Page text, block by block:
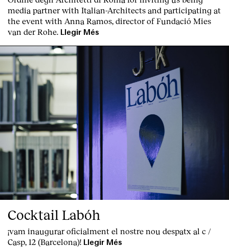
media partner with Italian-Architects and participating at
the event with Anna Ramos, director ofFundació Mies
van der Rohe. Llegir Més
Cocktail Labóh
¡vam inaugurar oficialment el nostre nou despatx al c /
Casp, 12 (Barcelona)! Llegir Més